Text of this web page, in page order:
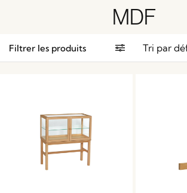
MDF
Filtrer les produits